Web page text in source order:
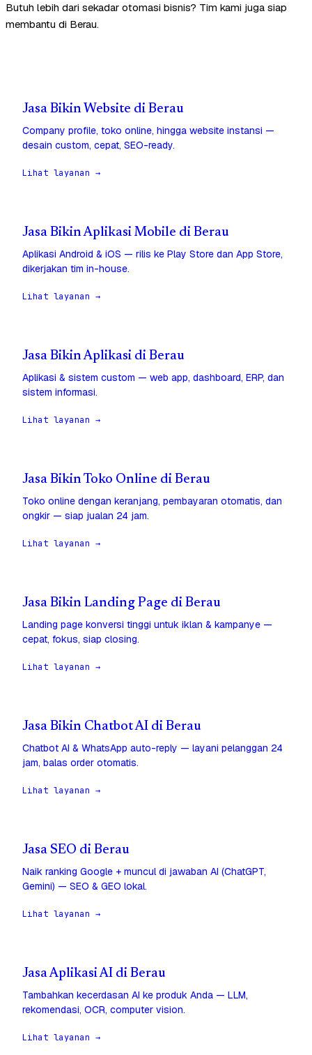
Butuh lebih dari sekadar otomasi bisnis? Tim kami juga siap
membantu di Berau.
Jasa Bikin Website di Berau
Company profile, toko online, hingga website instansi —
desain custom, cepat, SEO-ready.
Lihat layanan →
Jasa Bikin Aplikasi Mobile di Berau
Aplikasi Android & iOS — rilis ke Play Store dan App Store,
dikerjakan tim in-house.
Lihat layanan →
Jasa Bikin Aplikasi di Berau
Aplikasi & sistem custom — web app, dashboard, ERP, dan
sistem informasi.
Lihat layanan →
Jasa Bikin Toko Online di Berau
Toko online dengan keranjang, pembayaran otomatis, dan
ongkir — siap jualan 24 jam.
Lihat layanan →
Jasa Bikin Landing Page di Berau
Landing page konversi tinggi untuk iklan & kampanye —
cepat, fokus, siap closing.
Lihat layanan →
Jasa Bikin Chatbot AI di Berau
Chatbot AI & WhatsApp auto-reply — layani pelanggan 24
jam, balas order otomatis.
Lihat layanan →
Jasa SEO di Berau
Naik ranking Google + muncul di jawaban AI (ChatGPT,
Gemini) — SEO & GEO lokal.
Lihat layanan →
Jasa Aplikasi AI di Berau
Tambahkan kecerdasan AI ke produk Anda — LLM,
rekomendasi, OCR, computer vision.
Lihat layanan →